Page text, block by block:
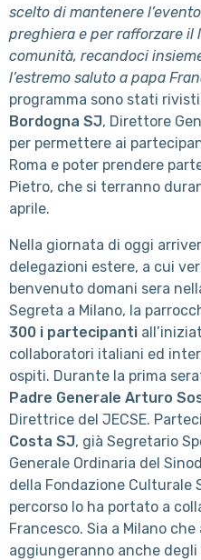
scelto di mantenere
preghiera e per rafforzare il
comunità, recandoci
l’estremo saluto a papa
programma sono stati
Bordogna SJ, Direttore
per permettere ai
Roma e poter prendere
Pietro, che si terranno
aprile.
Nella giornata di oggi
delegazioni estere, a cui
benvenuto domani sera
Segreta a Milano, la
300 i partecipanti
collaboratori italiani ed
ospiti. Durante la prima
Padre Generale Arturo
Direttrice del JECSE.
Costa SJ, già Segretario
Generale Ordinaria del
della Fondazione Culturale
percorso lo ha portato a
Francesco. Sia a Milano che
aggiungeranno anche